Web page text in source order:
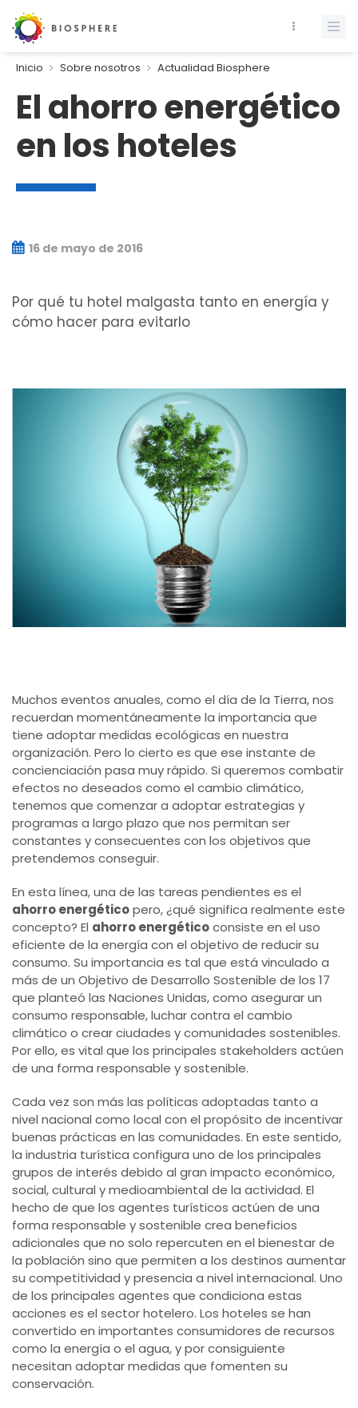
Inicio Sobre nosotros Actualidad Biosphere
El ahorro energético
en los hoteles
16 de mayo de 2016
Por qué tu hotel malgasta tanto en energía y
cómo hacer para evitarlo
Muchos eventos anuales, como el día de la Tierra, nos
recuerdan momentáneamente la importancia que
tiene adoptar medidas ecológicas en nuestra
organización. Pero lo cierto es que ese instante de
concienciación pasa muy rápido. Si queremos combatir
efectos no deseados como el cambio climático,
tenemos que comenzar a adoptar estrategias y
programas a largo plazo que nos permitan ser
constantes y consecuentes con los objetivos que
pretendemos conseguir.
En esta línea, una de las tareas pendientes es el
ahorro energéticopero, ¿qué significa realmente este
concepto? El ahorro energéticoconsiste en el uso
eficiente de la energía con el objetivo de reducir su
consumo. Su importancia es tal que está vinculado a
más de un Objetivo de Desarrollo Sostenible de los 17
que planteó las Naciones Unidas, como asegurar un
consumo responsable, luchar contra el cambio
climático o crear ciudades y comunidades sostenibles.
Por ello, es vital que los principales stakeholders actúen
de una forma responsable y sostenible.
Cada vez son más las políticas adoptadas tanto a
nivel nacional como local con el propósito de incentivar
buenas prácticas en las comunidades. En este sentido,
la industria turística configura uno de los principales
grupos de interés debido al gran impacto económico,
social, cultural y medioambiental de la actividad. El
hecho de que los agentes turísticos actúen de una
forma responsable y sostenible crea beneficios
adicionales que no solo repercuten en el bienestar de
la población sino que permiten a los destinos aumentar
su competitividad y presencia a nivel internacional. Uno
de los principales agentes que condiciona estas
acciones es el sector hotelero. Los hoteles se han
convertido en importantes consumidores de recursos
como la energía o el agua, y por consiguiente
necesitan adoptar medidas que fomenten su
conservación.